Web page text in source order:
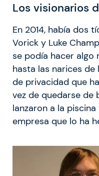
Los visionarios
En 2014, había dos
Vorick y Luke
se podía hacer algo
hasta las narices
de privacidad que
vez de quedarse de
lanzaron a la
empresa que lo ha